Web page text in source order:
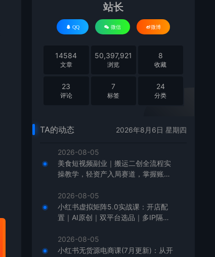
站长
QQ 微信 微博
14584
文章
50,397,921
浏览
8
收藏
23
评论
7
标签
24
分类
TA的动态 2026年8月6日 星期四
2026-08-05
美食短视频副业｜搬运二创全流程实
操教学，轻资产入局赛道，掌握账号
2026-08-05
小红书虚拟矩阵5.0实战课：开店配
置｜AI原创｜双平台选品｜多IP隔离
2026-08-05
小红书无货源电商课(7月更新)：从开